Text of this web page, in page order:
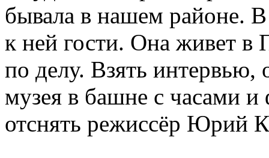
бывала в нашем районе.
к ней гости. Она живет в
по делу. Взять интервью,
музея в башне с часами
отснять режиссёр Юрий